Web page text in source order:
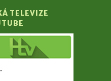
TELEVIZE